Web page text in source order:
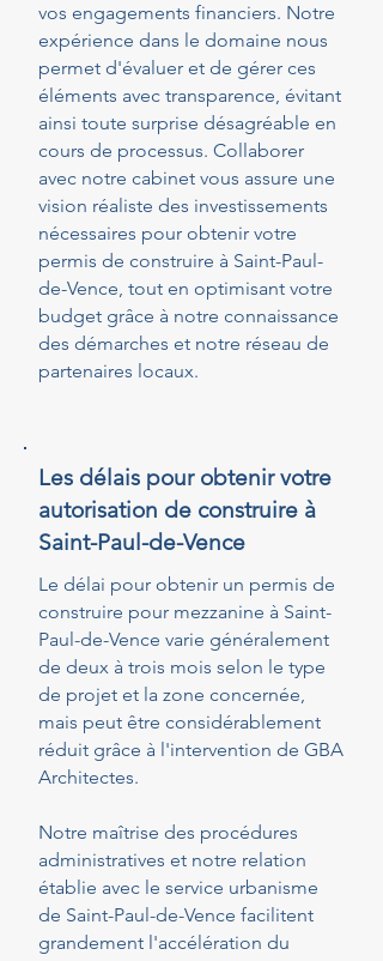
vos engagements financiers. Notre
expérience dans le domaine nous
permet d'évaluer et de gérer ces
éléments avec transparence, évitant
ainsi toute surprise désagréable en
cours de processus. Collaborer
avec notre cabinet vous assure une
vision réaliste des investissements
nécessaires pour obtenir votre
permis de construire à Saint-Paul-
de-Vence, tout en optimisant votre
budget grâce à notre connaissance
des démarches et notre réseau de
partenaires locaux.
Les délais pour obtenir votre
autorisation de construire à
Saint-Paul-de-Vence
Le délai pour obtenir un permis de
construire pour mezzanine à Saint-
Paul-de-Vence varie généralement
de deux à trois mois selon le type
de projet et la zone concernée,
mais peut être considérablement
réduit grâce à l'intervention de GBA
Architectes.
Notre maîtrise des procédures
administratives et notre relation
établie avec le service urbanisme
de Saint-Paul-de-Vence facilitent
grandement l'accélération du